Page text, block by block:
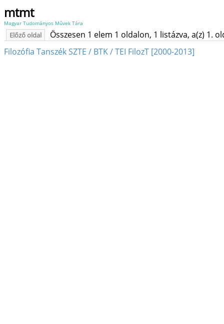
mtmt
Magyar Tudományos Művek Tára
Előző oldal
Összesen 1 elem 1 oldalon, 1 listázva, a(z) 1.
Filozófia Tanszék SZTE / BTK / TEI FilozT [2000-2013]